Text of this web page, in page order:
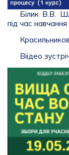
Білик В.В.
під час навчання
Віідео